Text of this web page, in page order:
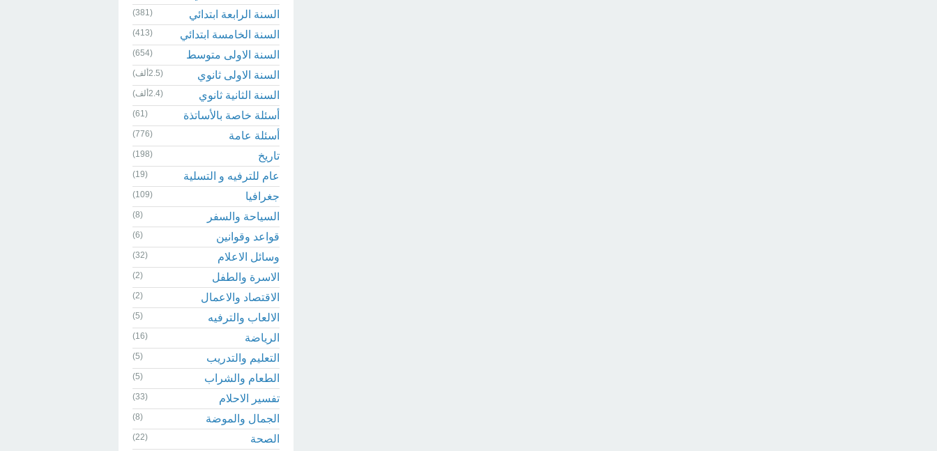
السنة الرابعة ابتدائي (381)
السنة الخامسة ابتدائي (413)
السنة الاولى متوسط (654)
السنة الاولى ثانوي (2.5ألف)
السنة الثانية ثانوي (2.4ألف)
أسئلة خاصة بالأساتذة (61)
أسئلة عامة (776)
تاريخ (198)
عام للترفيه و التسلية (19)
جغرافيا (109)
السياحة والسفر (8)
قواعد وقوانين (6)
وسائل الاعلام (32)
الاسرة والطفل (2)
الاقتصاد والاعمال (2)
الالعاب والترفيه (5)
الرياضة (16)
التعليم والتدريب (5)
الطعام والشراب (5)
تفسير الاحلام (33)
الجمال والموضة (8)
الصحة (22)